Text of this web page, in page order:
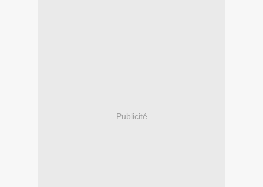
Publicité